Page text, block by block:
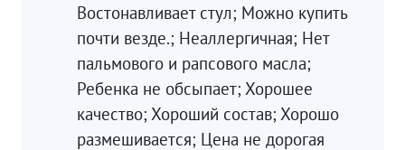
Востонавливает стул; Можно купить
почти везде.; Неаллергичная; Нет
пальмового и рапсового масла;
Ребенка не обсыпает; Хорошее
качество; Хороший состав; Хорошо
размешивается; Цена не дорогая